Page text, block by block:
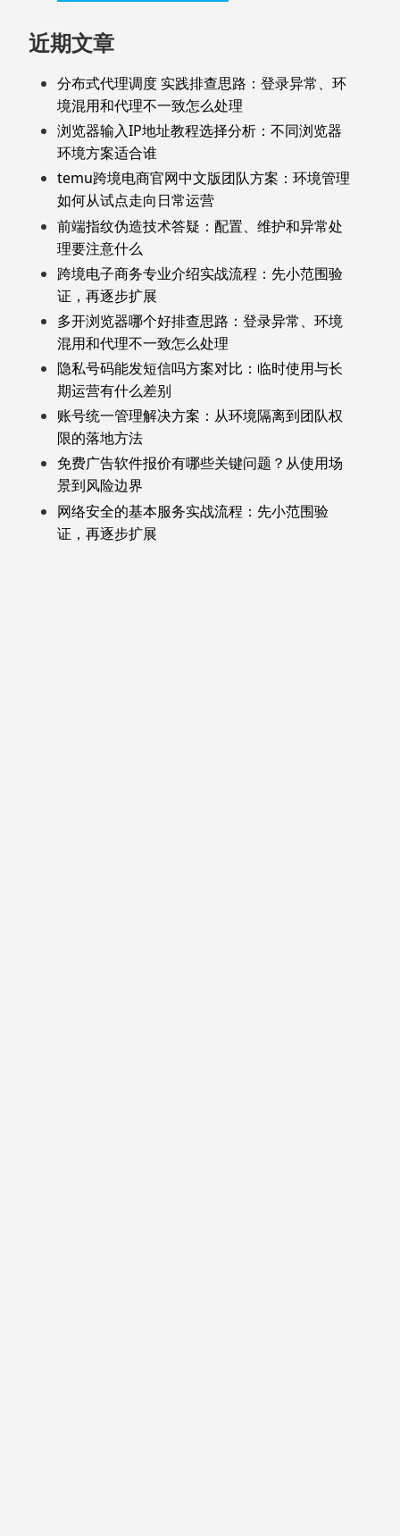
近期文章
分布式代理调度 实践排查思路：登录异常、环
境混用和代理不一致怎么处理
浏览器输入IP地址教程选择分析：不同浏览器
环境方案适合谁
temu跨境电商官网中文版团队方案：环境管理
如何从试点走向日常运营
前端指纹伪造技术答疑：配置、维护和异常处
理要注意什么
跨境电子商务专业介绍实战流程：先小范围验
证，再逐步扩展
多开浏览器哪个好排查思路：登录异常、环境
混用和代理不一致怎么处理
隐私号码能发短信吗方案对比：临时使用与长
期运营有什么差别
账号统一管理解决方案：从环境隔离到团队权
限的落地方法
免费广告软件报价有哪些关键问题？从使用场
景到风险边界
网络安全的基本服务实战流程：先小范围验
证，再逐步扩展